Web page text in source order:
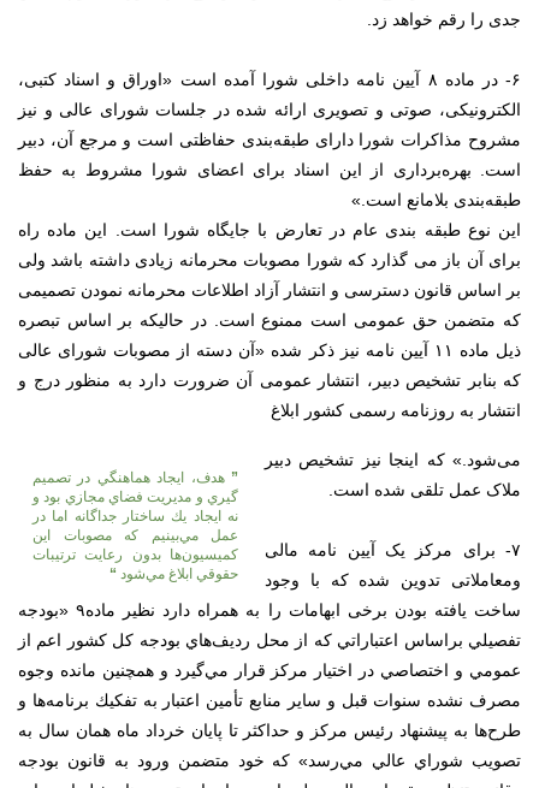
جدی را رقم خواهد زد.
۶- در ماده ۸ آیین نامه داخلی شورا آمده است «اوراق و اسناد كتبی،
الكترونیكی، صوتی و تصویری ارائه‌ شده در جلسات شورای عالی و نیز
مشروح مذاكرات شورا دارای طبقه‌بندی حفاظتی است و مرجع آن، دبیر
است. بهره‌برداری از این اسناد برای اعضای شورا مشروط به حفظ
طبقه‌بندی بلامانع است.»
این نوع طبقه بندی عام در تعارض با جایگاه شورا است. این ماده راه
برای آن باز می گذارد که شورا مصوبات محرمانه زیادی داشته باشد ولی
بر اساس قانون دسترسی و انتشار آزاد اطلاعات محرمانه نمودن تصمیمی
که متضمن حق عمومی است ممنوع است. در حالیکه بر اساس تبصره
ذیل ماده ۱۱ آیین نامه نیز ذکر شده «آن دسته از مصوبات شورای عالی
كه بنابر تشخیص دبیر، انتشار عمومی آن ضرورت دارد به منظور درج و
انتشار به روزنامه رسمی كشور ابلاغ
” هدف، ايجاد هماهنگي در تصميم
گيري و مديريت فضاي مجازي بود و
نه ايجاد يك ساختار جداگانه اما در
عمل مي‌بينيم كه مصوبات اين
كميسيون‌ها بدون رعايت ترتيبات
حقوقي ابلاغ مي‌شود “
می‌شود.» که اینجا نیز تشخیص دبیر
ملاک عمل تلقی شده است.
۷- برای مرکز یک آیین نامه مالی
ومعاملاتی تدوین شده که با وجود
ساخت یافته بودن برخی ابهامات را به همراه دارد نظیر ﻣﺎده۹ «ﺑﻮﺩﺟﻪ
ﺗﻔﺼﻴﻠﻲ ﺑﺮﺍﺳﺎﺱ ﺍﻋﺘﺒﺎﺭﺍﺗﻲ ﻛﻪ ﺍﺯ ﻣﺤﻞ ﺭﺩﻳﻒﻫﺎﻱ ﺑﻮﺩﺟﻪ ﻛﻞ ﻛﺸﻮﺭ ﺍﻋﻢ ﺍﺯ
ﻋﻤﻮﻣﻲ ﻭ ﺍﺧﺘﺼﺎﺻﻲ ﺩﺭ ﺍﺧﺘﻴﺎﺭ ﻣﺮﻛﺰ ﻗﺮﺍﺭ ﻣﻲﮔﻴﺮﺩ ﻭ ﻫﻤﭽﻨﻴﻦ ﻣﺎﻧﺪﻩ ﻭﺟﻮﻩ
ﻣﺼﺮﻑ ﻧﺸﺪﻩ ﺳﻨﻮﺍﺕ ﻗﺒﻞ ﻭ ﺳﺎﻳﺮ ﻣﻨﺎﺑﻊ ﺗﺄﻣﻴﻦ ﺍﻋﺘﺒﺎﺭ ﺑﻪ ﺗﻔﻜﻴﻚ ﺑﺮﻧﺎﻣﻪﻫﺎ ﻭ
ﻃﺮﺡﻫﺎ ﺑﻪ ﭘﻴﺸﻨﻬﺎﺩ رئیس ﻣﺮﻛﺰ ﻭ ﺣﺪﺍﻛﺜﺮ ﺗﺎ ﭘﺎﻳﺎﻥ ﺧﺮﺩﺍﺩ ﻣﺎﻩ ﻫﻤﺎﻥ ﺳﺎﻝ ﺑﻪ
ﺗﺼﻮﻳﺐ ﺷﻮﺭﺍﻱ ﻋﺎﻟﻲ ﻣﻲﺭﺳﺪ» که خود متضمن ورود به قانون بودجه